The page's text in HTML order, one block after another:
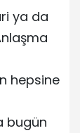
ya da
hepsine
bugün